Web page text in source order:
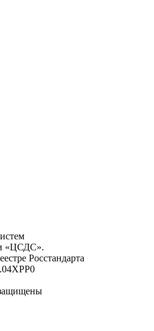
«ЦСДС».
Росстандарта